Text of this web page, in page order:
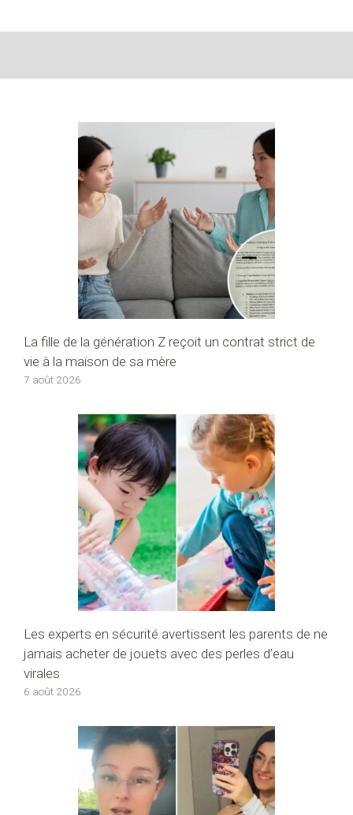
La fille de la génération Z reçoit un contrat strict de
vie à la maison de sa mère
7 août 2026
Les experts en sécurité avertissent les parents de ne
jamais acheter de jouets avec des perles d’eau
virales
6 août 2026